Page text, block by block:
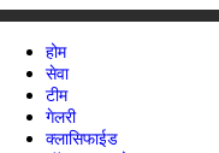
होम
सेवा
टीम
गेलरी
क्लासिफाईड